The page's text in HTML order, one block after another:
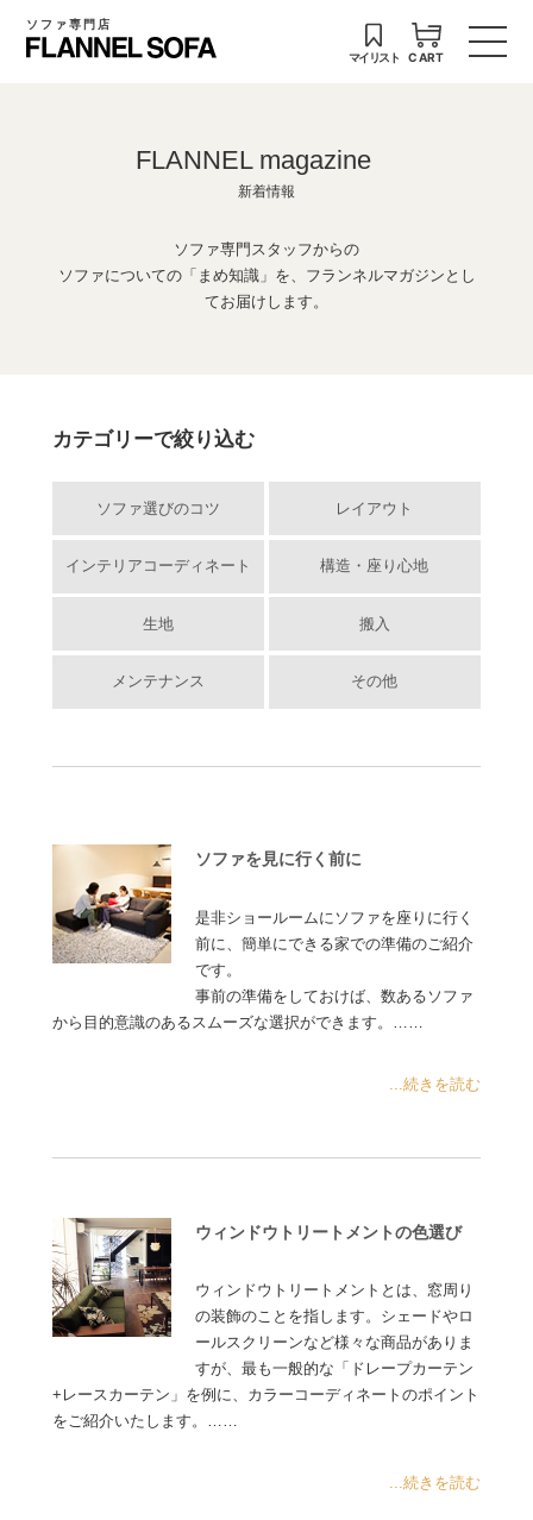
ソファ専門店
マイリスト CART
FLANNEL magazine
新着情報
ソファ専門スタッフからの
ソファについての「まめ知識」を、フランネルマガジンとし
てお届けします。
カテゴリーで絞り込む
ソファ選びのコツ レイアウト
インテリアコーディネート 構造・座り心地
生地 搬入
メンテナンス その他
ソファを見に行く前に
是非ショールームにソファを座りに行く
前に、簡単にできる家での準備のご紹介
です。
事前の準備をしておけば、数あるソファ
から目的意識のあるスムーズな選択ができます。……
...続きを読む
ウィンドウトリートメントの色選び
ウィンドウトリートメントとは、窓周り
の装飾のことを指します。シェードやロ
ールスクリーンなど様々な商品がありま
すが、最も一般的な「ドレープカーテン
+レースカーテン」を例に、カラーコーディネートのポイント
をご紹介いたします。……
...続きを読む